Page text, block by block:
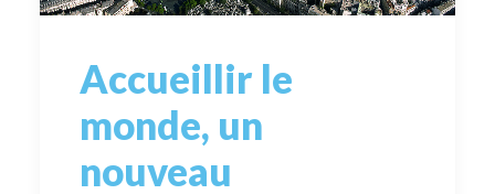
Accueillir le
monde, un
nouveau